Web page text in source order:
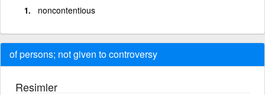
noncontentious
of persons; not given to controversy
Resimler